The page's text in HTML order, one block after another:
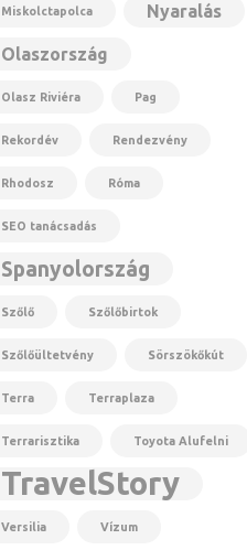
Miskolctapolca Nyaralás
Olaszország
Olasz Riviéra Pag
Rekordév Rendezvény
Rhodosz Róma
SEO tanácsadás
Spanyolország
Szőlő Szőlőbirtok
Szőlőültetvény Sörszökőkút
Terra Terraplaza
Terrarisztika Toyota Alufelni
TravelStory
Versilia Vízum